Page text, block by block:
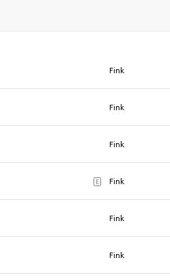
Fink
Fink
Fink
E Fink
Fink
Fink